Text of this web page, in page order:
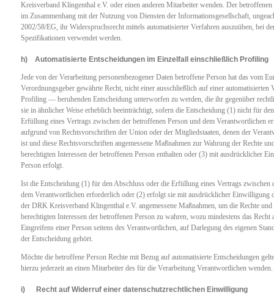
Kreisverband Klingenthal e.V. oder einen anderen Mitarbeiter wenden. Der
im Zusammenhang mit der Nutzung von Diensten der Informationsgesellschaft,
2002/58/EG, ihr Widerspruchsrecht mittels automatisierter Verfahren auszuüben, bei
Spezifikationen verwendet werden.
h) Automatisierte Entscheidungen im Einzelfall einschließlich Profiling
Jede von der Verarbeitung personenbezogener Daten betroffene Person hat das vom
Verordnungsgeber gewährte Recht, nicht einer ausschließlich auf einer
Profiling — beruhenden Entscheidung unterworfen zu werden, die ihr gegenüber
sie in ähnlicher Weise erheblich beeinträchtigt, sofern die Entscheidung (1) nicht für
Erfüllung eines Vertrags zwischen der betroffenen Person und dem Verantwortlichen
aufgrund von Rechtsvorschriften der Union oder der Mitgliedstaaten, denen der
ist und diese Rechtsvorschriften angemessene Maßnahmen zur Wahrung der Rechte
berechtigten Interessen der betroffenen Person enthalten oder (3) mit ausdrücklicher
Person erfolgt.
Ist die Entscheidung (1) für den Abschluss oder die Erfüllung eines Vertrags zwischen
dem Verantwortlichen erforderlich oder (2) erfolgt sie mit ausdrücklicher Einwilligung
der DRK Kreisverband Klingenthal e.V. angemessene Maßnahmen, um die Rechte
berechtigten Interessen der betroffenen Person zu wahren, wozu mindestens das
Eingreifens einer Person seitens des Verantwortlichen, auf Darlegung des eigenen
der Entscheidung gehört.
Möchte die betroffene Person Rechte mit Bezug auf automatisierte Entscheidungen
hierzu jederzeit an einen Mitarbeiter des für die Verarbeitung Verantwortlichen wenden.
i) Recht auf Widerruf einer datenschutzrechtlichen Einwilligung